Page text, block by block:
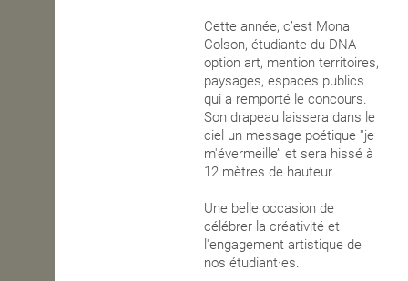
Cette année, c’est Mona
Colson, étudiante du DNA
option art, mention territoires,
paysages, espaces publics
qui a remporté le concours.
Son drapeau laissera dans le
ciel un message poétique ''je
m'évermeille’’ et sera hissé à
12 mètres de hauteur.
Une belle occasion de
célébrer la créativité et
l'engagement artistique de
nos étudiant·es.